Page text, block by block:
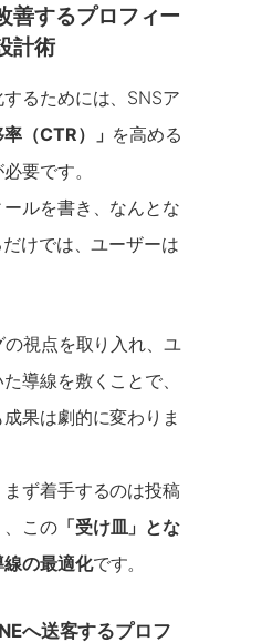
善するプロフィー
計術
るためには、SNSア
（CTR）」 を高める
要です。
ルを書き、なんとな
けでは、ユーザーは
視点を取り入れ、ユ
導線を敷くことで、
果は劇的に変わりま
ず着手するのは投稿
、この「受け皿」とな
の最適化です。
へ送客するプロフ